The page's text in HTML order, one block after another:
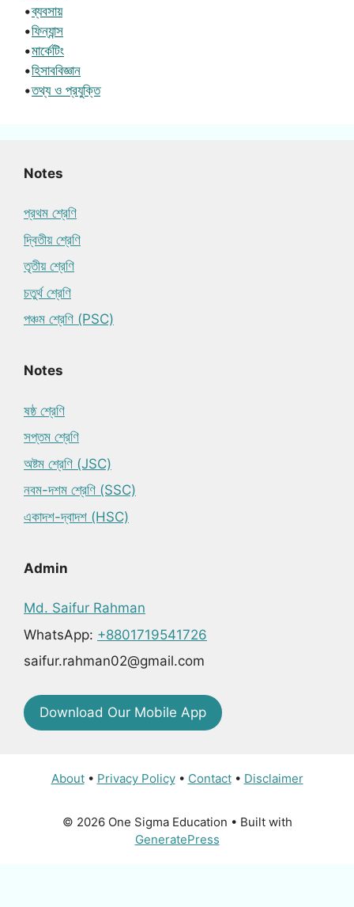
•ব্যবসায়
•ফিন্যান্স
•মার্কেটিং
•হিসাববিজ্ঞান
•তথ্য ও প্রযুক্তি
Notes
প্রথম শ্রেণি
দ্বিতীয় শ্রেণি
তৃতীয় শ্রেণি
চতুর্থ শ্রেণি
পঞ্চম শ্রেণি (PSC)
Notes
ষষ্ঠ শ্রেণি
সপ্তম শ্রেণি
অষ্টম শ্রেণি (JSC)
নবম-দশম শ্রেণি (SSC)
একাদশ-দ্বাদশ (HSC)
Admin
Md. Saifur Rahman
WhatsApp: +8801719541726
saifur.rahman02@gmail.com
Download Our Mobile App
About• Privacy Policy• Contact• Disclaimer
© 2026 One Sigma Education • Built with
GeneratePress